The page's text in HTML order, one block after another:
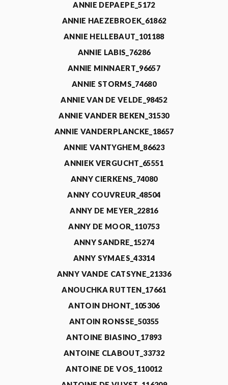
ANNIE DEPAEPE_5172
ANNIE HAEZEBROEK_61862
ANNIE HELLEBAUT_101188
ANNIE LABIS_76286
ANNIE MINNAERT_96657
ANNIE STORMS_74680
ANNIE VAN DE VELDE_98452
ANNIE VANDER BEKEN_31530
ANNIE VANDERPLANCKE_18657
ANNIE VANTYGHEM_86623
ANNIEK VERGUCHT_65551
ANNY CIERKENS_74080
ANNY COUVREUR_48504
ANNY DE MEYER_22816
ANNY DE MOOR_110753
ANNY SANDRE_15274
ANNY SYMAES_43314
ANNY VANDE CATSYNE_21336
ANOUCHKA RUTTEN_17661
ANTOIN DHONT_105306
ANTOIN RONSSE_50355
ANTOINE BIASINO_17893
ANTOINE CLABOUT_33732
ANTOINE DE VOS_110012